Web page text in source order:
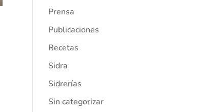
Prensa
Publicaciones
Recetas
Sidra
Sidrerías
Sin categorizar